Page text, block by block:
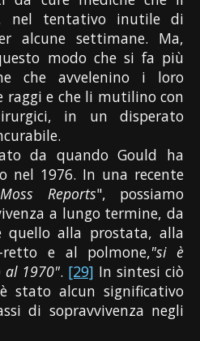
nel tentativo inutile di
alcune settimane. Ma,
modo che si fa più
che avvelenino i loro
raggi e che li mutilino con
in un disperato
da quando Gould ha
nel 1976. In una recente
Reports", possiamo
a lungo termine, da
quello alla prostata, alla
retto e al polmone,"si è
al 1970". [29] In sintesi ciò
stato alcun significativo
di sopravvivenza negli